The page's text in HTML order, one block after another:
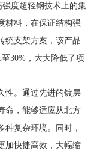
强度超轻钢技术上的集
材料，在保证结构强
统支架方案，该产品
30%，大大降低了项
性。通过先进的镀层
命，能够适应从北方
复杂环境。同时，
加快捷高效，大幅缩